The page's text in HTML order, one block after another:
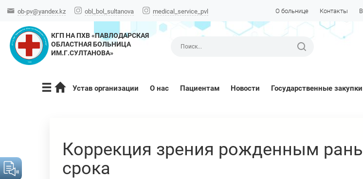
ob-pv@yandex.kz obl_bol_sultanova medical_service_pvl О больнице Контакты
КГП НА ПХВ «ПАВЛОДАРСКАЯ
ОБЛАСТНАЯ БОЛЬНИЦА
ИМ.Г.СУЛТАНОВА»
Устав организации О нас Пациентам Новости Государственные закупки
Коррекция зрения рожденным
срока